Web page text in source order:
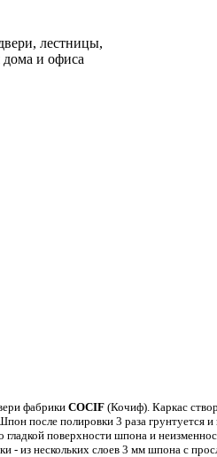
лестницы,
дома и офиса
фабрики COCIF (Кочиф). Каркас
после полировки 3 раза грунтуется и
поверхности шпона и
из нескольких слоев 3 мм шпона с